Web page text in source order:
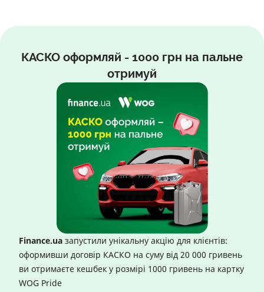
КАСКО оформляй - 1000 грн на пальне
отримуй
Finance.ua запустили унікальну акцію для клієнтів:
оформивши договір КАСКО на суму від 20 000 гривень
ви отримаєте кешбек у розмірі 1000 гривень на картку
WOG Pride